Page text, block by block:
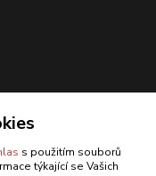
s použitím souborů
týkající se Vašich